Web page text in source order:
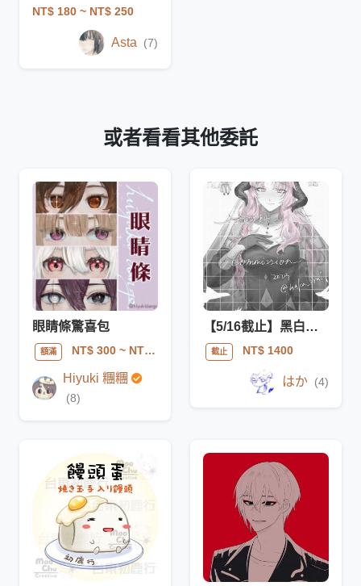
NT$ 180 ~ NT$ 250
Asta (7)
或者看看其他委託
眼睛條驚喜包
額滿 NT$ 300~ NT$ 400
Hiyuki 糰糰
(8)
【5/16截止】黑白細修驚喜包（部分上色）
截止 NT$ 1400
はか (4)